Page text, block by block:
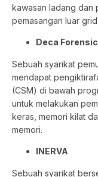
kawasan ladang dan
pemasangan luar grid.
Deca Forensic
Sebuah syarikat
mendapat
(CSM) di bawah
untuk melakukan
keras, memori kilat
memori.
INERVA
Sebuah syarikat